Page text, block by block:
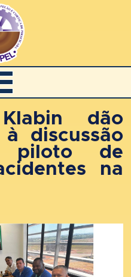
dão
discussão
piloto de
na